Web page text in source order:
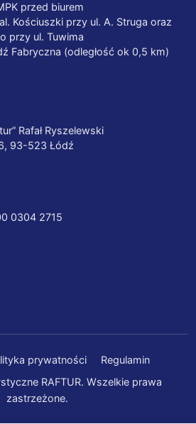
przed biurem
Kościuszki przy ul. A. Struga oraz
przy ul. Tuwima
Fabryczna (odległość ok 0,5 km)
Rafał Ryszelewski
93-523 Łódź
0304 2715
prywatności
Regulamin
RAFTUR. Wszelkie prawa
zastrzeżone.